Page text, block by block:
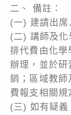
二、 備註：
(一) 建請出席
(二) 講師及化
排代費由化學
辦理，並於研
銷；區域教師
費報支相關規
(三) 如有疑義